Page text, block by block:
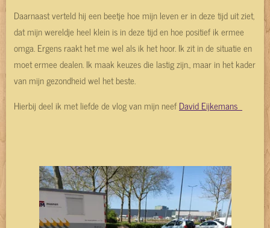
Daarnaast verteld hij een beetje hoe mijn leven er in deze tijd uit ziet,
dat mijn wereldje heel klein is in deze tijd en hoe positief ik ermee
omga. Ergens raakt het me wel als ik het hoor. Ik zit in de situatie en
moet ermee dealen. Ik maak keuzes die lastig zijn., maar in het kader
van mijn gezondheid wel het beste.
Hierbij deel ik met liefde de vlog van mijn neef David Eijkemans